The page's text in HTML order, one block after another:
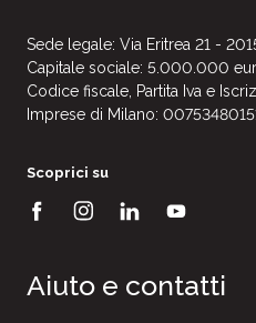
Sede legale: Via Eritrea 21 -
Capitale sociale: 5.000.000
Codice fiscale, Partita Iva e
Imprese di Milano:
Scoprici su
Aiuto e contatti